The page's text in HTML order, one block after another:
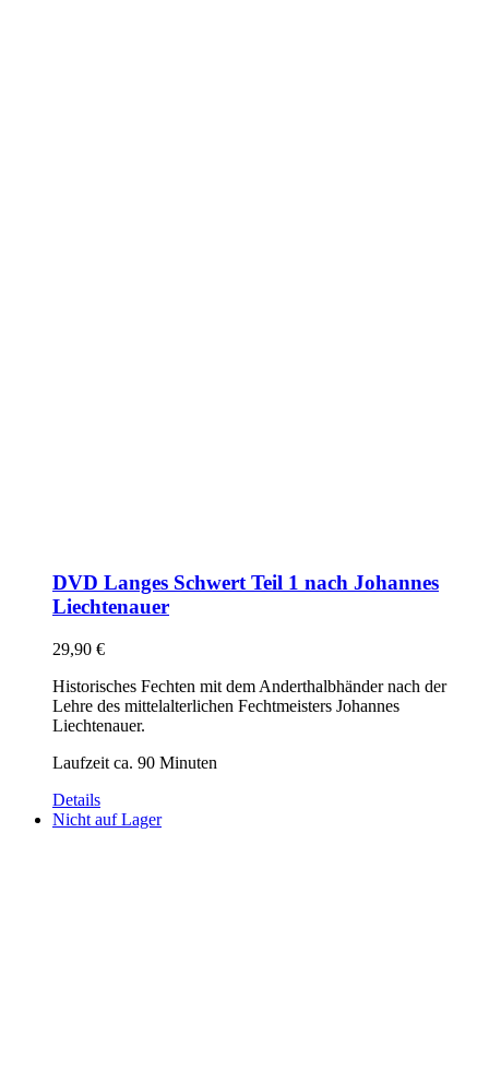
DVD Langes Schwert Teil 1 nach Johannes
Liechtenauer
29,90 €
Historisches Fechten mit dem Anderthalbhänder nach der
Lehre des mittelalterlichen Fechtmeisters Johannes
Liechtenauer.
Laufzeit ca. 90 Minuten
Details
Nicht auf Lager